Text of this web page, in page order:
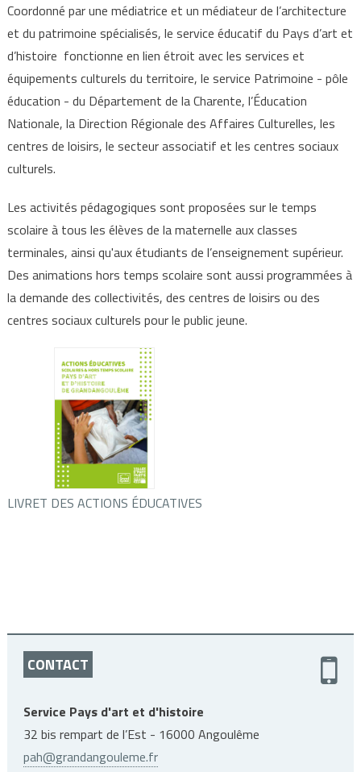
Coordonné par une médiatrice et un médiateur de l’architecture
et du patrimoine spécialisés, le service éducatif du Pays d’art et
d’histoire fonctionne en lien étroit avec les services et
équipements culturels du territoire, le service Patrimoine - pôle
éducation - du Département de la Charente, l’Éducation
Nationale, la Direction Régionale des Affaires Culturelles, les
centres de loisirs, le secteur associatif et les centres sociaux
culturels.
Les activités pédagogiques sont proposées sur le temps
scolaire à tous les élèves de la maternelle aux classes
terminales, ainsi qu'aux étudiants de l’enseignement supérieur.
Des animations hors temps scolaire sont aussi programmées à
la demande des collectivités, des centres de loisirs ou des
centres sociaux culturels pour le public jeune.
LIVRET DES ACTIONS ÉDUCATIVES
CONTACT
Service Pays d'art et d'histoire
32 bis rempart de l’Est - 16000 Angoulême
pah@grandangouleme.fr